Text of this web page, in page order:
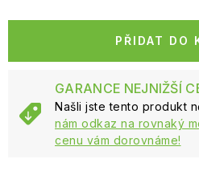
PŘIDAT DO
GARANCE NEJNIŽŠÍ
Našli jste tento produkt
nám odkaz na rovnaký
cenu vám dorovnáme!